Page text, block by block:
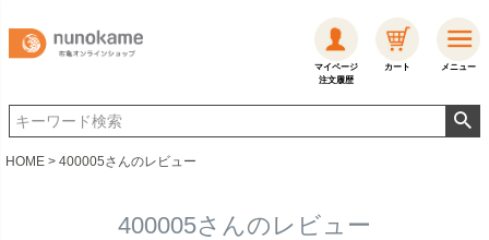
マイページ
注文履歴
カート メニュー
HOME 400005さんのレビュー
400005さんのレビュー